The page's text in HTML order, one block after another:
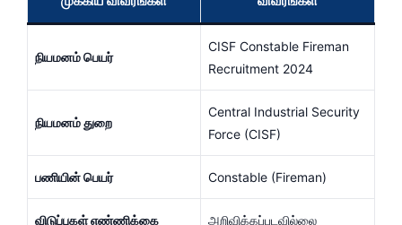
நியமனம் பெயர்
CISF Constable Fireman
Recruitment 2024
நியமனம் துறை
Central Industrial Security
Force (CISF)
பணியின் பெயர் Constable (Fireman)
விடுப்புகள் எண்ணிக்கை அறிவிக்கப்படவில்லை